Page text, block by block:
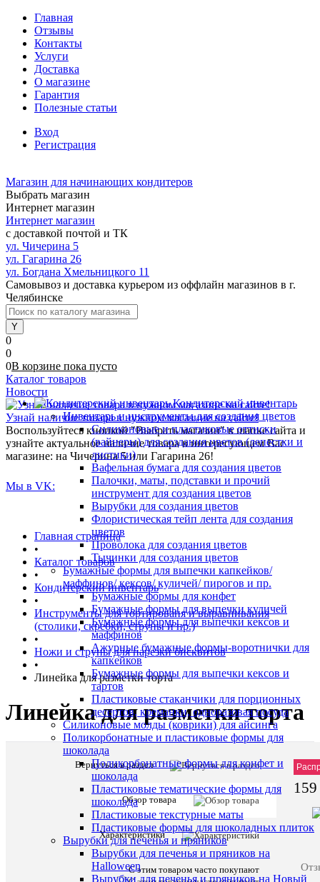
Главная
Отзывы
Контакты
Услуги
Доставка
О магазине
Гарантия
Полезные статьи
Вход
Регистрация
Магазин для начинающих кондитеров
Выбрать магазин
Интернет магазин
Интернет магазин
с доставкой почтой и ТК
ул. Чичерина 5
ул. Гагарина 26
ул. Богдана Хмельницкого 11
Самовывоз и доставка курьером из оффлайн магазинов в г.
Челябинске
0
0
0В корзине пока пусто
Каталог товаров
Кондитерский инвентарь
Инвентарь и инструменты для создания цветов
Силиконовые и пластиковые оттиски
(вайнеры) для создания цветов (лепестки и
листики)
Вафельная бумага для создания цветов
Палочки, маты, подставки и прочий
инструмент для создания цветов
Вырубки для создания цветов
Флористическая тейп лента для создания
цветов
Проволока для создания цветов
Тычинки для создания цветов
Бумажные формы для выпечки капкейков/
маффинов/ кексов/ куличей/ пирогов и пр.
Бумажные формы для конфет
Бумажные формы для выпечки куличей
Бумажные формы для выпечки кексов и
маффинов
Ажурные бумажные формы-воротнички для
капкейков
Бумажные формы для выпечки кексов и
тартов
Пластиковые стаканчики для порционных
десертов, креманки, одноразовая посуда
Силиконовые молды (коврики) для айсинга
Поликорбонатные и пластиковые формы для
шоколада
Поликорбонатные формы для конфет и
шоколада
Пластиковые тематические формы для
шоколада
Пластиковые текстурные маты
Пластиковые формы для шоколадных плиток
Вырубки для печенья и пряников
Вырубки для печенья и пряников на
Halloween
Вырубки для печенья и пряников на Новый
Новости
Узнай наличие товара в нужном магазине на сайте!
Воспользуйтесь кнопкой "Выбрать магазин" в шапке сайта и
узнайте актуальное наличие товара в интересующем Вас
магазине: на Чичерина 5 или Гагарина 26!
Мы в VK:
Главная страница
•
Каталог товаров
•
Кондитерский инвентарь
•
Инструменты для тортированя и выравнивания
(столики, скребки, струны и пр.)
•
Ножи и струны для нарезки бисквитов
•
Линейка для разметки торта
Линейка для разметки торта
Вернуться в раздел
Обзор товара
Характеристики
С этим товаром часто покупают
товара: